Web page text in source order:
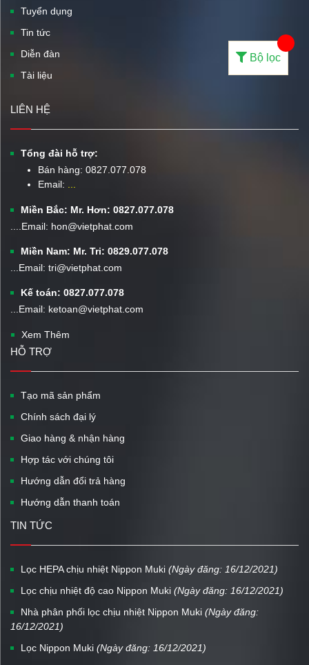
Bộ lọc
Tuyển dụng
Tin tức
Diễn đàn
Tài liệu
LIÊN HỆ
Tổng đài hỗ trợ:
Bán hàng: 0827.077.078
Email:
Miền Bắc: Mr. Hơn: 0827.077.078
....Email: hon@vietphat.com
Miền Nam: Mr. Tri: 0829.077.078
...Email: tri@vietphat.com
Kế toán: 0827.077.078
...Email: ketoan@vietphat.com
Xem Thêm
HỖ TRỢ
Tạo mã sản phẩm
Chính sách đại lý
Giao hàng & nhận hàng
Hợp tác với chúng tôi
Hướng dẫn đổi trả hàng
Hướng dẫn thanh toán
TIN TỨC
Lọc HEPA chịu nhiệt Nippon Muki (Ngày đăng: 16/12/2021)
Lọc chịu nhiệt độ cao Nippon Muki (Ngày đăng: 16/12/2021)
Nhà phân phối lọc chịu nhiệt Nippon Muki (Ngày đăng:
16/12/2021)
Lọc Nippon Muki (Ngày đăng: 16/12/2021)